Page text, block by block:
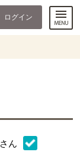
ログイン
さん